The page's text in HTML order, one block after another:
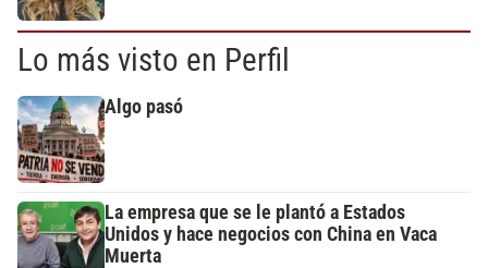
Lo más visto en Perfil
Algo pasó
La empresa que se le plantó a Estados
Unidos y hace negocios con China en Vaca
Muerta